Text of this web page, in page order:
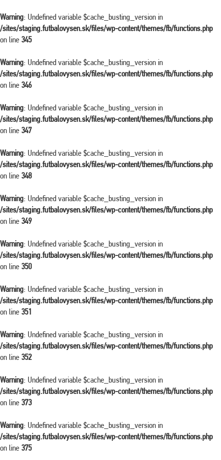
Warning: Undefined variable $cache_busting_version in
/sites/staging.futbalovysen.sk/files/wp-content/themes/fb/functions.php
on line 345
Warning: Undefined variable $cache_busting_version in
/sites/staging.futbalovysen.sk/files/wp-content/themes/fb/functions.php
on line 346
Warning: Undefined variable $cache_busting_version in
/sites/staging.futbalovysen.sk/files/wp-content/themes/fb/functions.php
on line 347
Warning: Undefined variable $cache_busting_version in
/sites/staging.futbalovysen.sk/files/wp-content/themes/fb/functions.php
on line 348
Warning: Undefined variable $cache_busting_version in
/sites/staging.futbalovysen.sk/files/wp-content/themes/fb/functions.php
on line 349
Warning: Undefined variable $cache_busting_version in
/sites/staging.futbalovysen.sk/files/wp-content/themes/fb/functions.php
on line 350
Warning: Undefined variable $cache_busting_version in
/sites/staging.futbalovysen.sk/files/wp-content/themes/fb/functions.php
on line 351
Warning: Undefined variable $cache_busting_version in
/sites/staging.futbalovysen.sk/files/wp-content/themes/fb/functions.php
on line 352
Warning: Undefined variable $cache_busting_version in
/sites/staging.futbalovysen.sk/files/wp-content/themes/fb/functions.php
on line 373
Warning: Undefined variable $cache_busting_version in
/sites/staging.futbalovysen.sk/files/wp-content/themes/fb/functions.php
on line 375